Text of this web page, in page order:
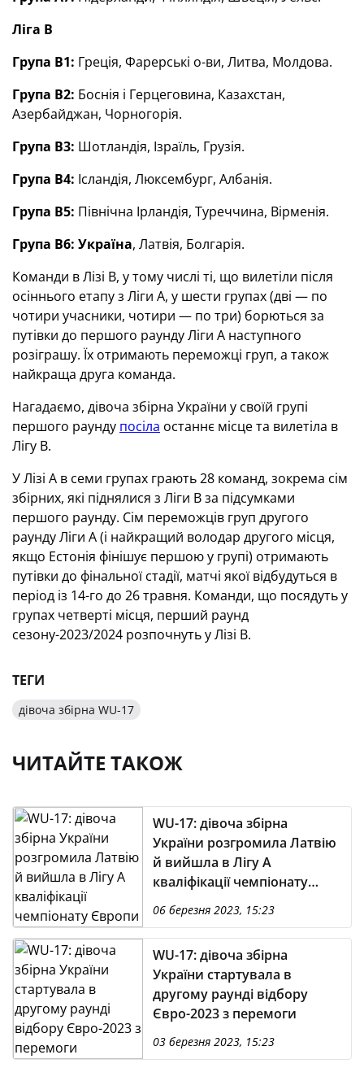
Ліга В
Група В1: Греція, Фарерські о-ви, Литва, Молдова.
Група В2: Боснія і Герцеговина, Казахстан,
Азербайджан, Чорногорія.
Група В3: Шотландія, Ізраїль, Грузія.
Група В4: Ісландія, Люксембург, Албанія.
Група В5: Північна Ірландія, Туреччина, Вірменія.
Група В6: Україна, Латвія, Болгарія.
Команди в Лізі В, у тому числі ті, що вилетіли після
осіннього етапу з Ліги А, у шести групах (дві — по
чотири учасники, чотири — по три) борються за
путівки до першого раунду Ліги А наступного
розіграшу. Їх отримають переможці груп, а також
найкраща друга команда.
Нагадаємо, дівоча збірна України у своїй групі
першого раунду посіла останнє місце та вилетіла в
Лігу В.
У Лізі А в семи групах грають 28 команд, зокрема сім
збірних, які піднялися з Ліги В за підсумками
першого раунду. Сім переможців груп другого
раунду Ліги А (і найкращий володар другого місця,
якщо Естонія фінішує першою у групі) отримають
путівки до фінальної стадії, матчі якої відбудуться в
період із 14-го до 26 травня. Команди, що посядуть у
групах четверті місця, перший раунд
сезону-2023/2024 розпочнуть у Лізі В.
ТЕГИ
дівоча збірна WU-17
ЧИТАЙТЕ ТАКОЖ
WU-17: дівоча збірна
України розгромила Латвію
й вийшла в Лігу А
кваліфікації чемпіонату
Європи
06 березня 2023, 15:23
WU-17: дівоча збірна
України стартувала в
другому раунді відбору
Євро-2023 з перемоги
03 березня 2023, 15:23